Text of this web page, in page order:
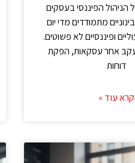
הפיננסי בעסקים
מתמודדים מדי יום
ופיננסיים לא פשוטים.
אחר עסקאות, הפקת
דוחות
קרא עוד »